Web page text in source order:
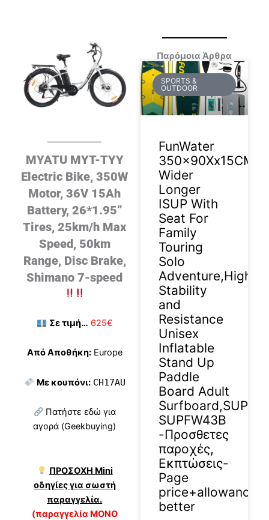
MYATU MYT-TYY
Electric Bike, 350W
Motor, 36V 15Ah
Battery, 26*1.95”
Tires, 25km/h Max
Speed, 50km
Range, Disc Brake,
Shimano 7-speed
Σε τιμή… 625€
Από Αποθήκη:Europe
Με κουπόνι: CH17AU
Πατήστε εδώ για
αγορά (Geekbuying)
ΠΡΟΣΟΧΗ Mini
οδηγίες για σωστή
παραγγελία.
(παραγγελία ΜΟΝΟ
Παρόμοια Άρθρα
SPORTS &
OUTDOOR
FunWater
350x90Xx15CM
Wider
Longer
ISUP With
Seat For
Family
Touring
Solo
Adventure,High
Stability
and
Resistance
Unisex
Inflatable
Stand Up
Paddle
Board Adult
SUPFW43B
-Προσθετες
παροχές,
Εκπτώσεις-
Page
price+allowance
better